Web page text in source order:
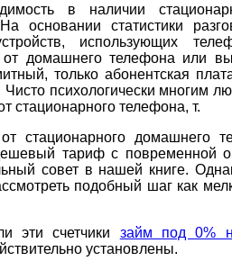
в наличии
основании статистики
использующих
домашнего телефона или
только абонентская
психологически многим
стационарного телефона, т.
от стационарного домашнего
тариф с повременной
совет в нашей книге.
подобный шаг как
эти счетчики займ под 0%
установлены.